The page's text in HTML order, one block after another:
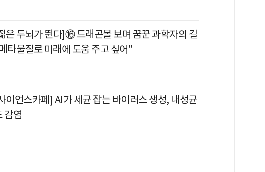
은 두뇌가 뛴다]⑯ 드래곤볼 보며 꿈꾼 과학자의 길
타물질로 미래에 도움 주고 싶어"
이언스카페] AI가 세균 잡는 바이러스 생성, 내성균
감염